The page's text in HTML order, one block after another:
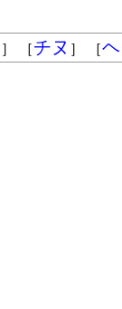
］ ［チヌ ］ ［